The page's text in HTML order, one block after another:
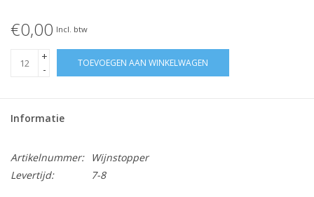
€0,00 Incl. btw
+
-
TOEVOEGEN AAN WINKELWAGEN
Informatie
Artikelnummer:
Wijnstopper
Levertijd:
7-8